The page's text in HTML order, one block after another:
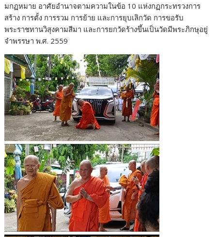
มกฏหมาย อาศัยอำนาจตามความในข้อ 10 แห่งกฏกระทรวงการ
สร้าง การตั้ง การรวม การย้าย และการยุบเลิกวัด การขอรับ
พระราชทานวิสุงคามสีมา และการยกวัดร้างขึ้นเป็นวัดมีพระภิกษุอยู่
จำพรรษา พ.ศ. 2559